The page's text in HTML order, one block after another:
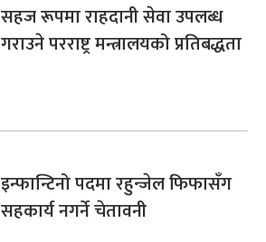
सहज रूपमा राहदानी सेवा उपलब्ध
गराउने परराष्ट्र मन्त्रालयको प्रतिबद्धता
इन्फान्टिनो पदमा रहुन्जेल फिफासँग
सहकार्य नगर्ने चेतावनी